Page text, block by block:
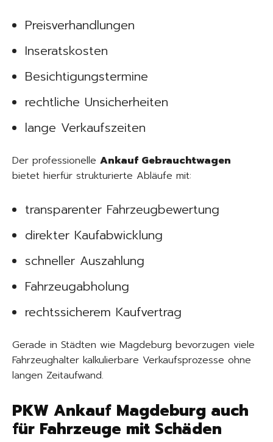
Preisverhandlungen
Inseratskosten
Besichtigungstermine
rechtliche Unsicherheiten
lange Verkaufszeiten
Der professionelle Ankauf Gebrauchtwagen
bietet hierfür strukturierte Abläufe mit:
transparenter Fahrzeugbewertung
direkter Kaufabwicklung
schneller Auszahlung
Fahrzeugabholung
rechtssicherem Kaufvertrag
Gerade in Städten wie Magdeburg bevorzugen viele
Fahrzeughalter kalkulierbare Verkaufsprozesse ohne
langen Zeitaufwand.
PKW Ankauf Magdeburg auch
für Fahrzeuge mit Schäden